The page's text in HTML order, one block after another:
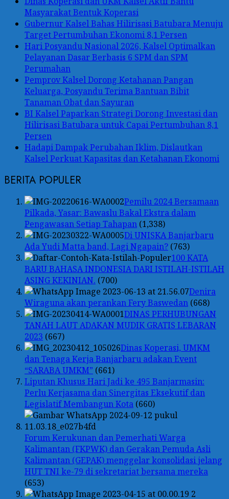
Masyarakat Bentuk Koperasi
Gubernur Kalsel Bahas Hilirisasi Batubara Menuju
Target Pertumbuhan Ekonomi 8,1 Persen
Hari Posyandu Nasional 2026, Kalsel Optimalkan
Pelayanan Dasar Berbasis 6 SPM dan SPM
Perumahan
Pemprov Kalsel Dorong Ketahanan Pangan
Keluarga, Posyandu Terima Bantuan Bibit
Tanaman Obat dan Sayuran
BI Kalsel Paparkan Strategi Dorong Investasi dan
Hilirisasi Batubara untuk Capai Pertumbuhan 8,1
Persen
Hadapi Dampak Perubahan Iklim, Dislautkan
Kalsel Perkuat Kapasitas dan Ketahanan Ekonomi
BERITA POPULER
Pemilu 2024 Bersamaan
Pilkada, Yasar: Bawaslu Bakal Ekstra dalam
Pengawasan Setiap Tahapan (1,338)
Di UNISKA Banjarbaru
Ada Yudi Matta band, Lagi Ngapain? (763)
100 KATA
BARU BAHASA INDONESIA DARI ISTILAH-ISTILAH
ASING KEKINIAN. (700)
Denira
Wiraguna akan perankan Fery Baswedan (668)
DINAS PERHUBUNGAN
TANAH LAUT ADAKAN MUDIK GRATIS LEBARAN
2023 (667)
Dinas Koperasi, UMKM
dan Tenaga Kerja Banjarbaru adakan Event
“SARABA UMKM” (661)
Liputan Khusus Hari Jadi ke 495 Banjarmasin:
Perlu Kerjasama dan Sinergitas Eksekutif dan
Legislatif Membangun Kota (660)
Forum Kerukunan dan Pemerhati Warga
Kalimantan (FKPWK) dan Gerakan Pemuda Asli
Kalimantan (GEPAK) menggelar konsolidasi jelang
HUT TNI ke-79 di sekretariat bersama mereka
(653)